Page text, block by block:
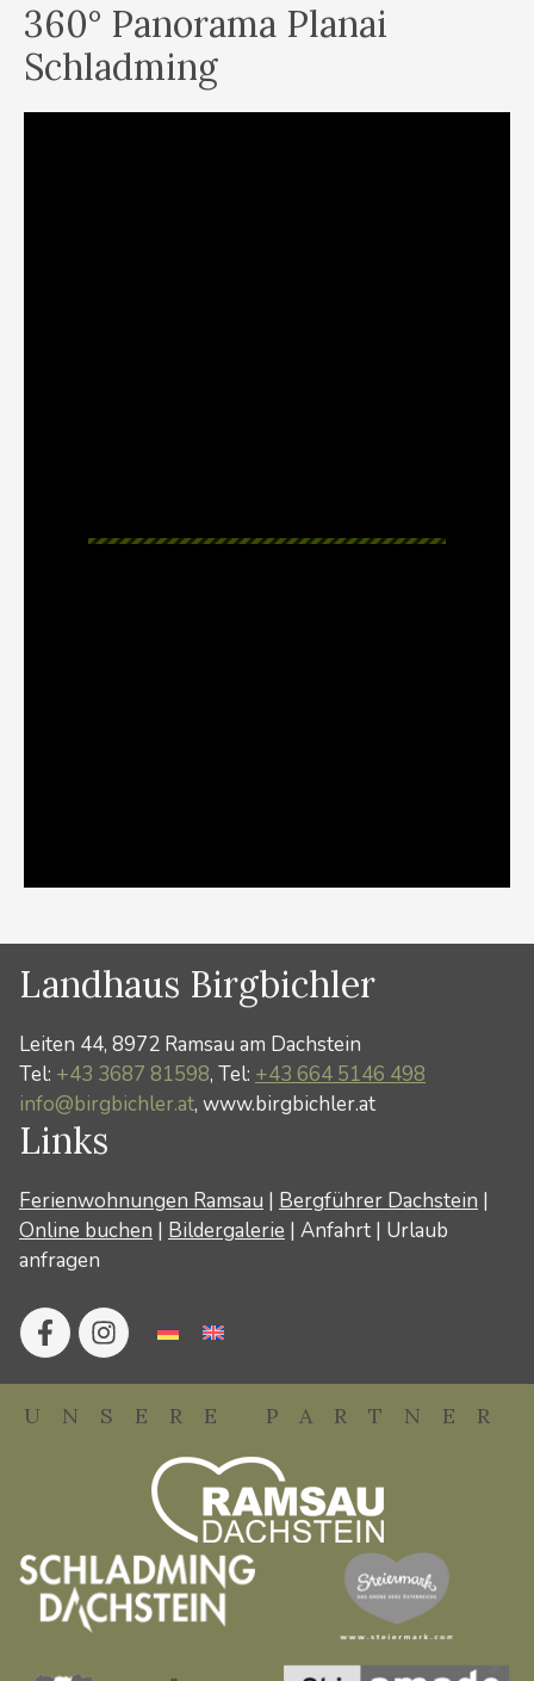
360° Panorama Planai
Schladming
Landhaus Birgbichler
Leiten 44, 8972 Ramsau am Dachstein
Tel: +43 3687 81598, Tel: +43 664 5146 498
info@birgbichler.at, www.birgbichler.at
Links
Ferienwohnungen Ramsau | Bergführer Dachstein |
Online buchen | Bildergalerie | Anfahrt | Urlaub
anfragen
UNSERE PARTNER